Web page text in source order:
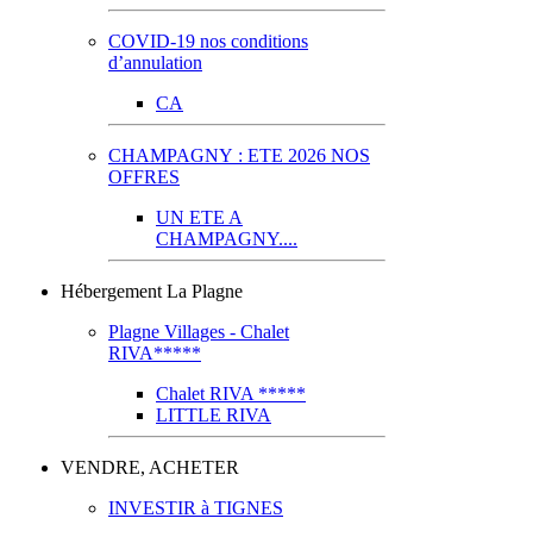
COVID-19 nos conditions
d’annulation
CA
CHAMPAGNY : ETE 2026 NOS
OFFRES
UN ETE A
CHAMPAGNY....
Hébergement La Plagne
Plagne Villages - Chalet
RIVA*****
Chalet RIVA *****
LITTLE RIVA
VENDRE, ACHETER
INVESTIR à TIGNES